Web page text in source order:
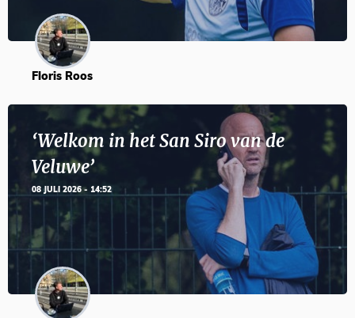
Floris Roos
‘Welkom in het San Siro van de
Veluwe’
08 JULI 2026 - 14:52